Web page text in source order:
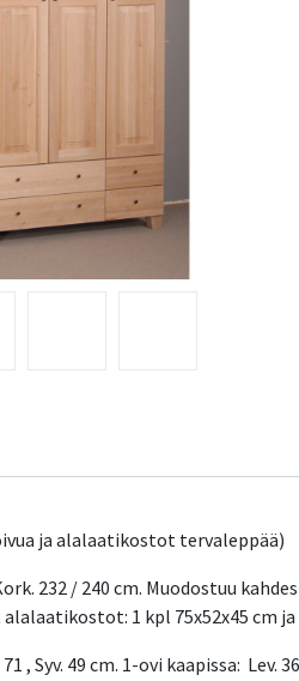
ja alalaatikostot tervaleppää)
Kork. 232 / 240 cm. Muodostuu
1 kpl 75x52x45 cm ja
, Syv. 49 cm. 1-ovi kaapissa: Lev.